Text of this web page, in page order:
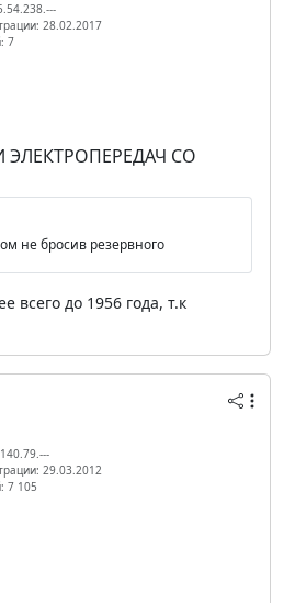
28.02.2017
7
ЭЛЕКТРОПЕРЕДАЧ СО
не бросив резервного
всего до 1956 года, т.к
29.03.2012
7 105